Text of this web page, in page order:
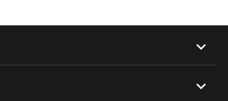

